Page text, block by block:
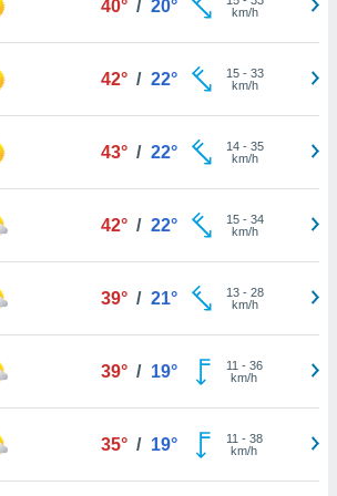
40° / 20°
km/h
42° / 22° 15- 33
km/h
43° / 22° 14- 35
km/h
42° / 22° 15- 34
km/h
39° / 21° 13- 28
km/h
39° / 19° 11 - 36
km/h
35° / 19° 11 - 38
km/h